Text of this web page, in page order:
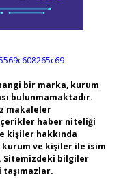
bir marka, kurum
bulunmamaktadır.
makaleler
haber niteliği
kişiler hakkında
kurum ve kişiler ile isim
Sitemizdeki bilgiler